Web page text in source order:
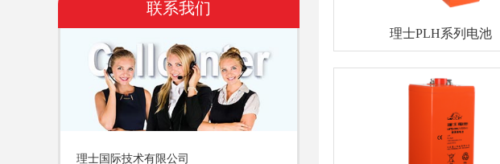
联系我们
理士国际技术有限公司
理士PLH系列电池